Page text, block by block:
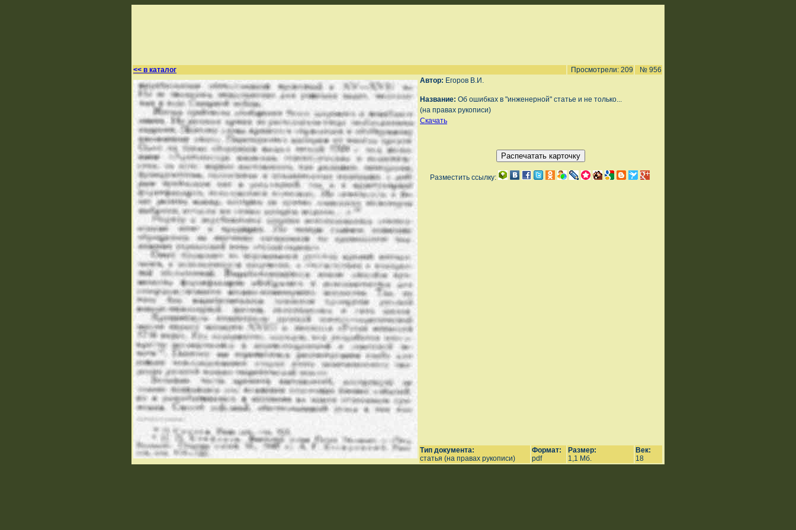
<< в каталог Просмотрели: 209
№ 956
Автор: Егоров В.И.
Название: Об ошибках в "инженерной" статье и не только...
(на правах рукописи)
Скачать
Разместить ссылку:
Тип документа:
статья (на правах рукописи)
Формат:
pdf
Размер:
1,1 Мб.
Век:
18